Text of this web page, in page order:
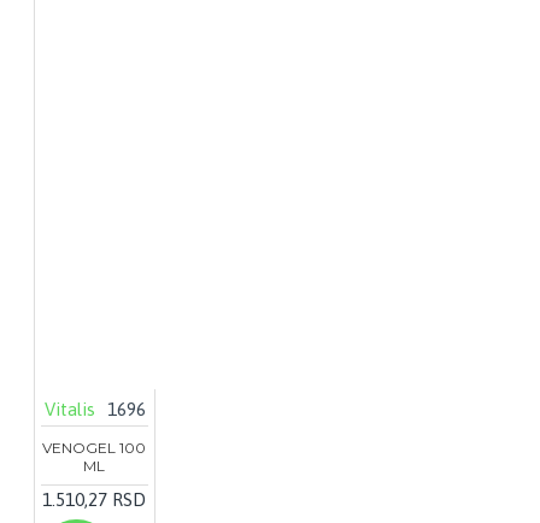
Vitalis 1696
VENOGEL 100
ML
1.510,27 RSD